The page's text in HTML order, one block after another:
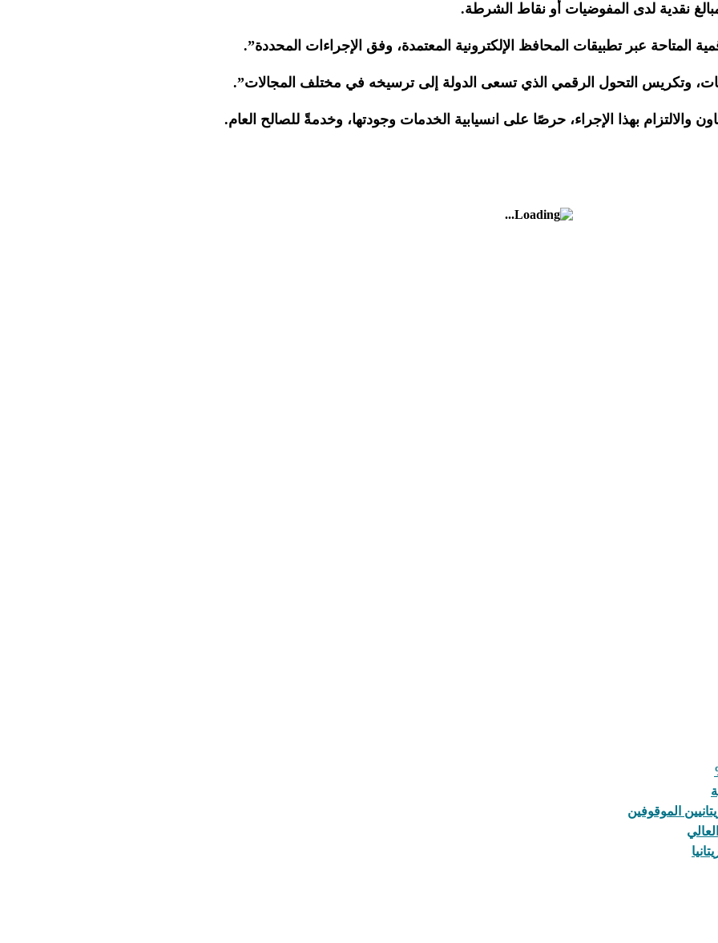
مبالغ نقدية لدى المفوضيات أو نقاط الشرطة.
المتاحة عبر تطبيقات المحافظ الإلكترونية المعتمدة، وفق الإجراءات المحددة”.
وتكريس التحول الرقمي الذي تسعى الدولة إلى ترسيخه في مختلف المجالات”.
والالتزام بهذا الإجراء، حرصًا على انسيابية الخدمات وجودتها، وخدمةً للصالح العام.
الموقوفين